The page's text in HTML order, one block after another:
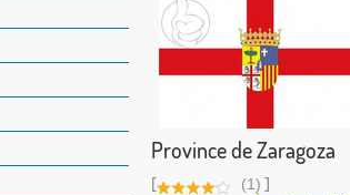
Province de Zaragoza
[ (1) ]